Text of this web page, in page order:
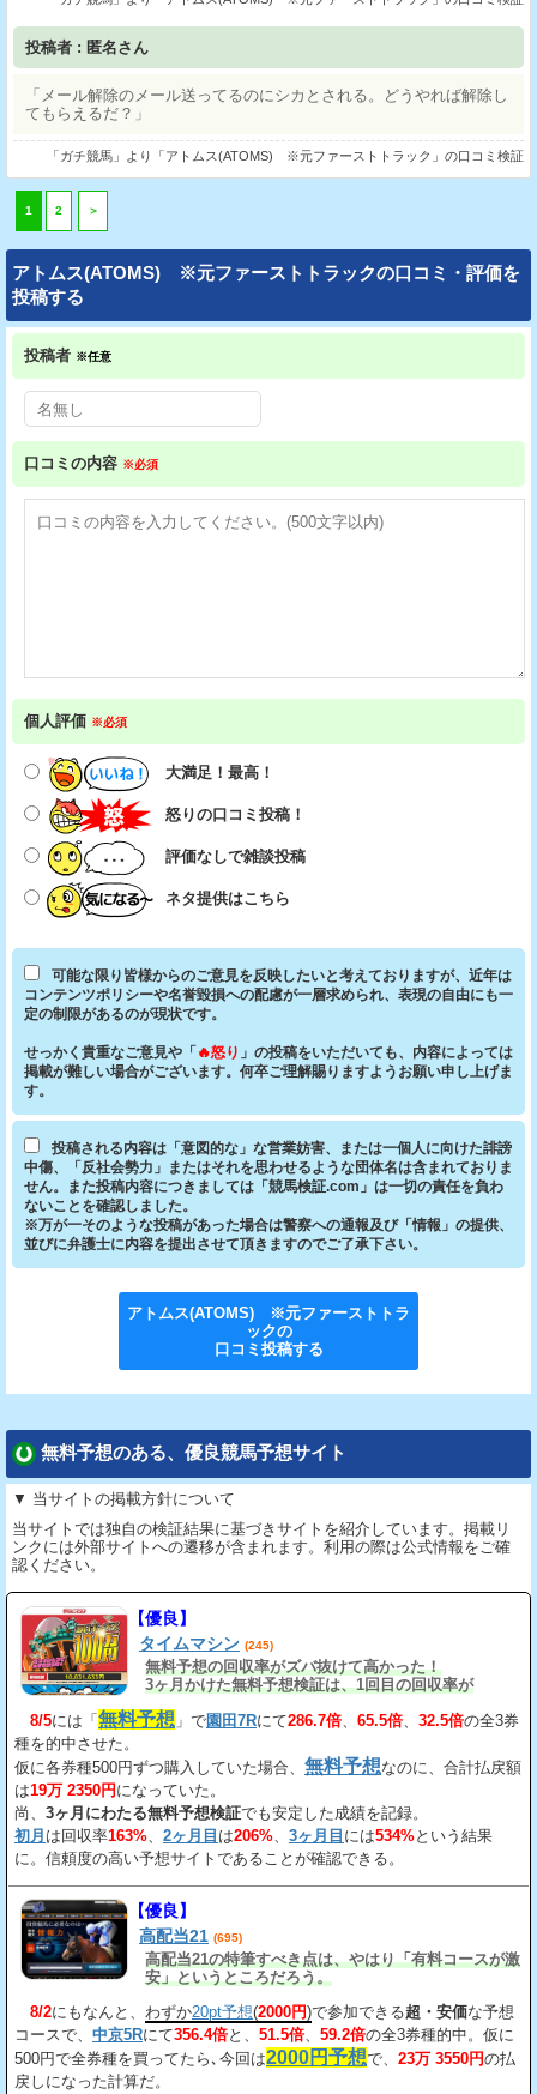
投稿者 : 匿名さん
「メール解除のメール送ってるのにシカとされる。どうやれば解除し
てもらえるだ？」
「ガチ競馬」より「アトムス(ATOMS) ※元ファーストトラック」の口コミ検証
1 2 ＞
アトムス(ATOMS) ※元ファーストトラックの口コミ・評価を
投稿する
投稿者 ※任意
口コミの内容 ※必須
個人評価 ※必須
大満足！最高！
怒りの口コミ投稿！
評価なしで雑談投稿
ネタ提供はこちら
可能な限り皆様からのご意見を反映したいと考えておりますが、近年は
コンテンツポリシーや名誉毀損への配慮が一層求められ、表現の自由にも一
定の制限があるのが現状です。
せっかく貴重なご意見や「 🔥怒り 」の投稿をいただいても、内容によっては
掲載が難しい場合がございます。何卒ご理解賜りますようお願い申し上げま
す。
投稿される内容は「意図的な」な営業妨害、または一個人に向けた誹謗
中傷、「反社会勢力」またはそれを思わせるような団体名は含まれておりま
せん。また投稿内容につきましては「競馬検証.com」は一切の責任を負わ
ないことを確認しました。
※万が一そのような投稿があった場合は警察への通報及び「情報」の提供、
並びに弁護士に内容を提出させて頂きますのでご了承下さい。
アトムス(ATOMS) ※元ファーストトラ
ックの
口コミ投稿する
無料予想のある、優良競馬予想サイト
▼ 当サイトの掲載方針について
当サイトでは独自の検証結果に基づきサイトを紹介しています。掲載リ
ンクには外部サイトへの遷移が含まれます。利用の際は公式情報をご確
認ください。
【優良】
タイムマシン (245)
無料予想の回収率がズバ抜けて高かった！
3ヶ月かけた無料予想検証は、1回目の回収率が
8/5には「 無料予想 」で園田7Rにて286.7倍、 65.5倍、 32.5倍の全3券
種を的中させた。
仮に各券種500円ずつ購入していた場合、 無料予想なのに、合計払戻額
は19万 2350円 になっていた。
尚、 3ヶ月にわたる無料予想検証でも安定した成績を記録。
初月 は回収率163%、 2ヶ月目 は206%、 3ヶ月目 には534%という結果
に。信頼度の高い予想サイトであることが確認できる。
【優良】
高配当21 (695)
高配当21の特筆すべき点は、やはり「有料コースが激
安」というところだろう。
8/2にもなんと、 わずか20pt予想(2000円)で参加できる超・安価な予想
コースで、 中京5Rにて356.4倍と、 51.5倍、 59.2倍の全3券種的中。仮に
500円で全券種を買ってたら､今回は2000円予想で、 23万 3550円の払
戻しになった計算だ。